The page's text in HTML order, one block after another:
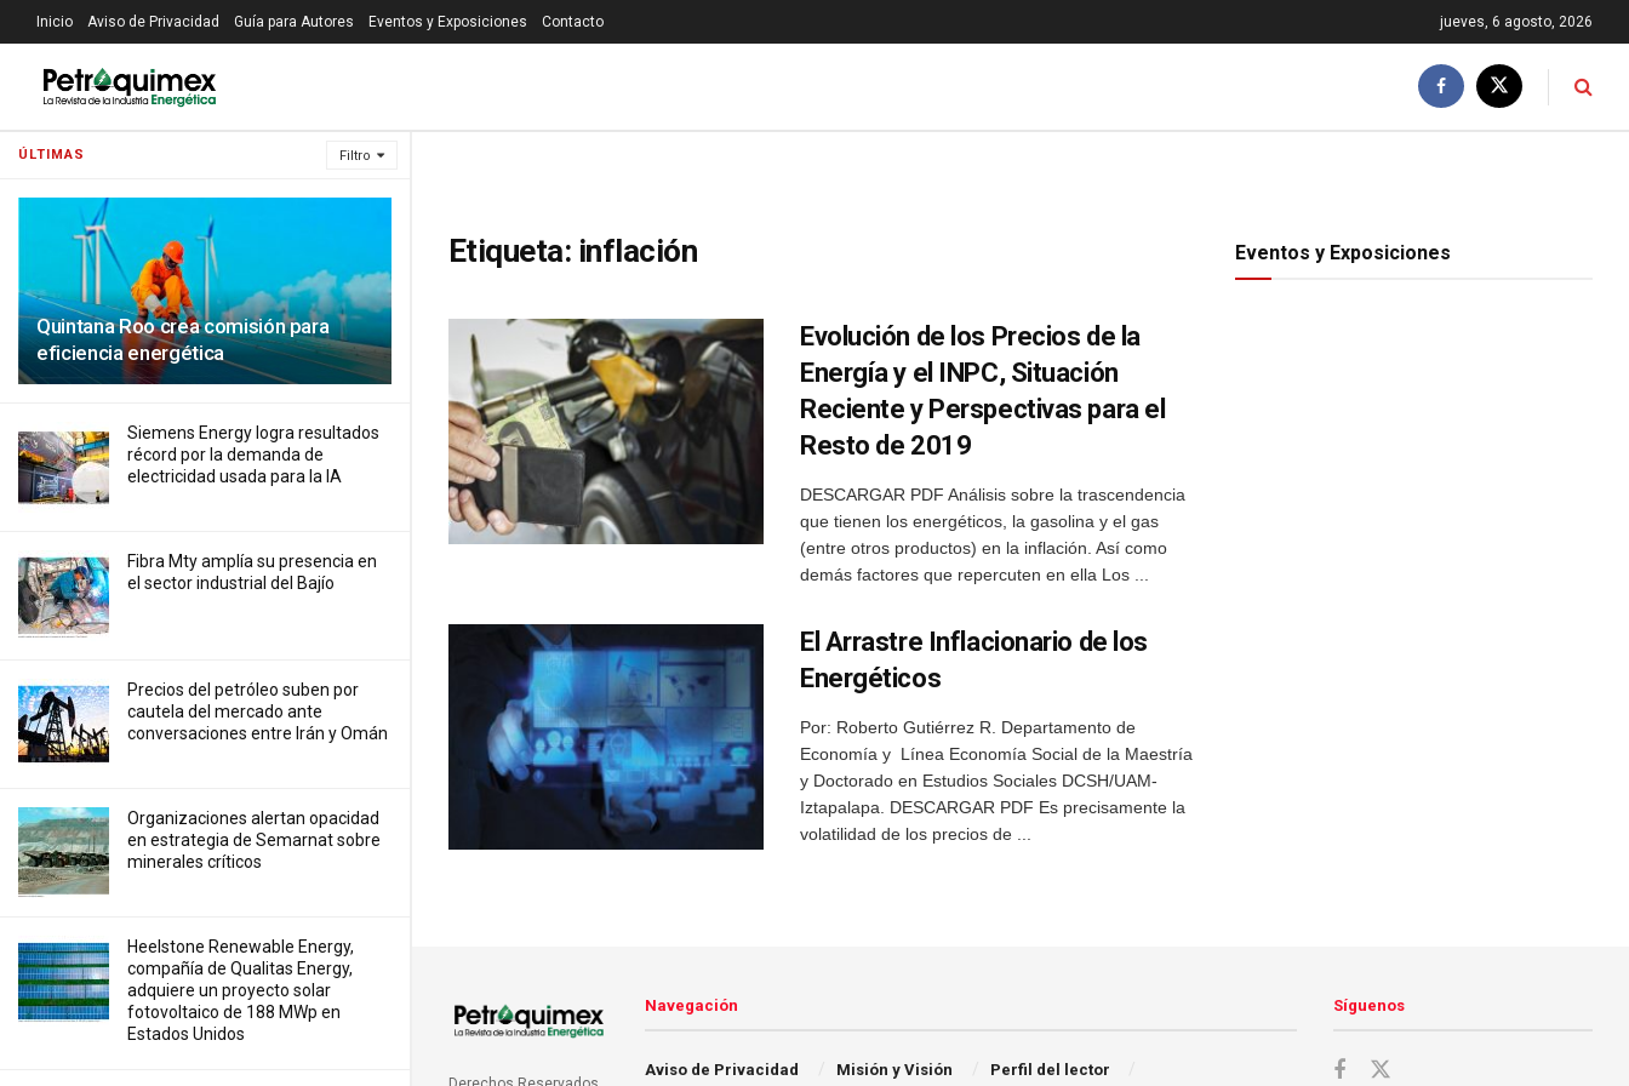
ÚLTIMAS Filtro
Quintana Roo crea comisión para
eficiencia energética
Siemens Energy logra resultados
récord por la demanda de
electricidad usada para la IA
Fibra Mty amplía su presencia en
el sector industrial del Bajío
Precios ⁠del petróleo suben por
cautela del mercado ante
conversaciones entre Irán y Omán
Organizaciones alertan opacidad
en estrategia de Semarnat sobre
minerales críticos
Heelstone Renewable Energy,
compañía de Qualitas Energy,
adquiere un proyecto solar
fotovoltaico de 188 MWp en
Estados Unidos
Inicio Aviso de Privacidad Guía para Autores Eventos y Exposiciones Contacto jueves, 6 agosto, 2026
Etiqueta: inflación
Evolución de los Precios de la
Energía y el INPC, Situación
Reciente y Perspectivas para el
Resto de 2019
DESCARGAR PDF Análisis sobre la trascendencia
que tienen los energéticos, la gasolina y el gas
(entre otros productos) en la inflación. Así como
demás factores que repercuten en ella Los ...
El Arrastre Inflacionario de los
Energéticos
Por: Roberto Gutiérrez R. Departamento de
Economía y Línea Economía Social de la Maestría
y Doctorado en Estudios Sociales DCSH/UAM-
Iztapalapa. DESCARGAR PDF Es precisamente la
volatilidad de los precios de ...
Eventos y Exposiciones
Navegación
Aviso de Privacidad Misión y Visión Perfil del lector
Síguenos